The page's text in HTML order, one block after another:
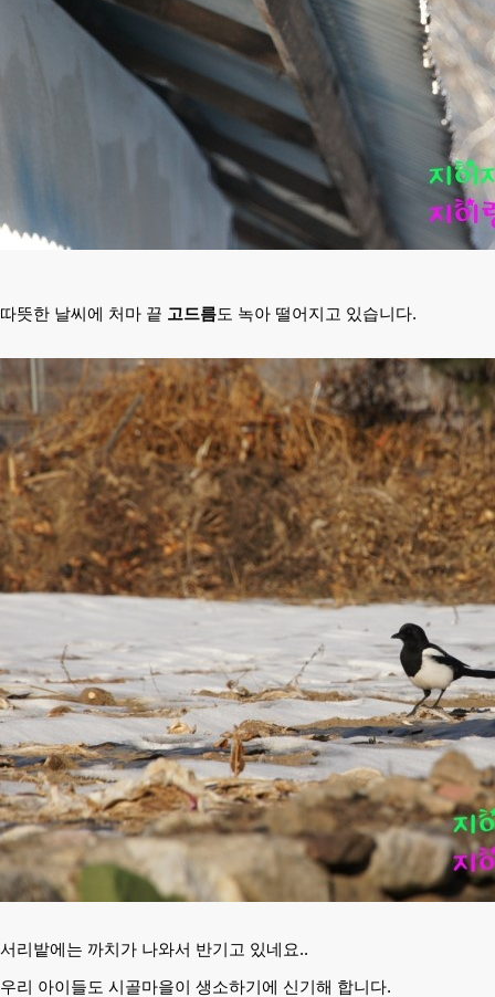
따뜻한 날씨에 처마 끝 고드름도 녹아 떨어지고 있습니다.
서리밭에는 까치가 나와서 반기고 있네요..
우리 아이들도 시골마을이 생소하기에 신기해 합니다.